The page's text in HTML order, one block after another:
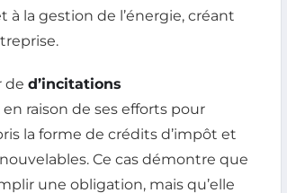
à la gestion de l’énergie, créant
de d’incitations
raison de ses efforts pour
la forme de crédits d’impôt et
Ce cas démontre que
une obligation, mais qu’elle